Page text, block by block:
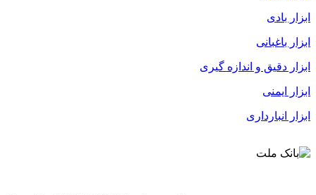
ابزار بادی
ابزار باغبانی
ابزار دقیق و اندازه گیری
ابزار ایمنی
ابزار انبارداری